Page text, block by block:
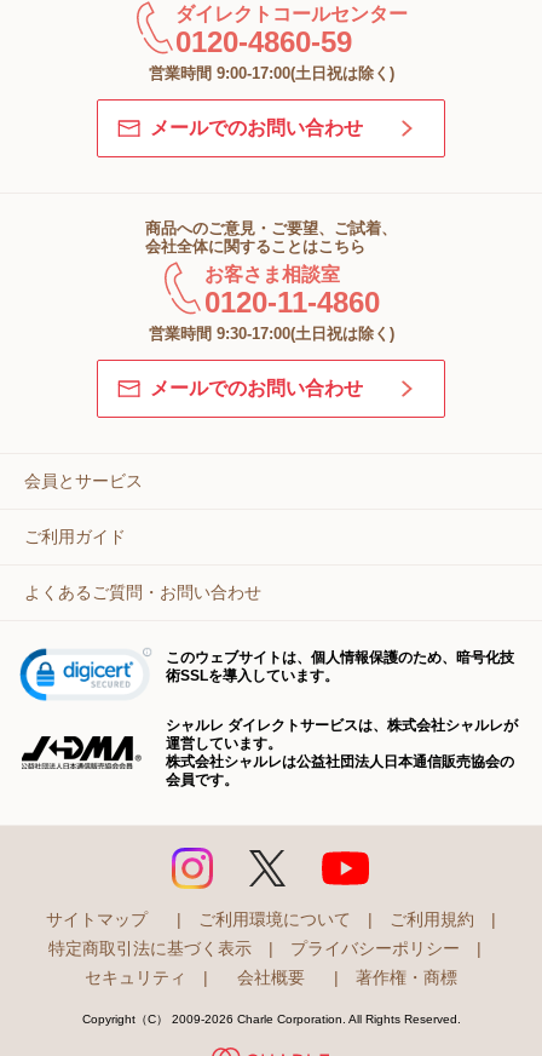
ダイレクトコールセンター
0120-4860-59
営業時間 9:00-17:00(土日祝は除く)
メールでのお問い合わせ
商品へのご意見・ご要望、ご試着、
会社全体に関することはこちら
お客さま相談室
0120-11-4860
営業時間 9:30-17:00(土日祝は除く)
メールでのお問い合わせ
会員とサービス
ご利用ガイド
よくあるご質問・お問い合わせ
このウェブサイトは、個人情報保護のため、暗号化技
術SSLを導入しています。
シャルレ ダイレクトサービスは、株式会社シャルレが
運営しています。
株式会社シャルレは公益社団法人日本通信販売協会の
会員です。
サイトマップ | ご利用環境について | ご利用規約
|
特定商取引法に基づく表示
| プライバシーポリシー
|
セキュリティ
| 会社概要 | 著作権・商標
Copyright（C） 2009-2026 Charle Corporation. All Rights Reserved.